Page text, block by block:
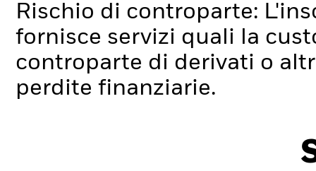
Rischio di controparte:
fornisce servizi quali la
controparte di derivati o
perdite finanziarie.